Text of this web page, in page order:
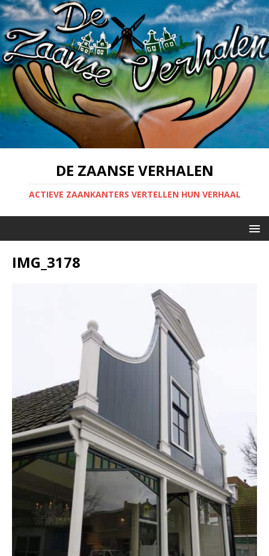
DE ZAANSE VERHALEN
ACTIEVE ZAANKANTERS VERTELLEN HUN VERHAAL
IMG_3178